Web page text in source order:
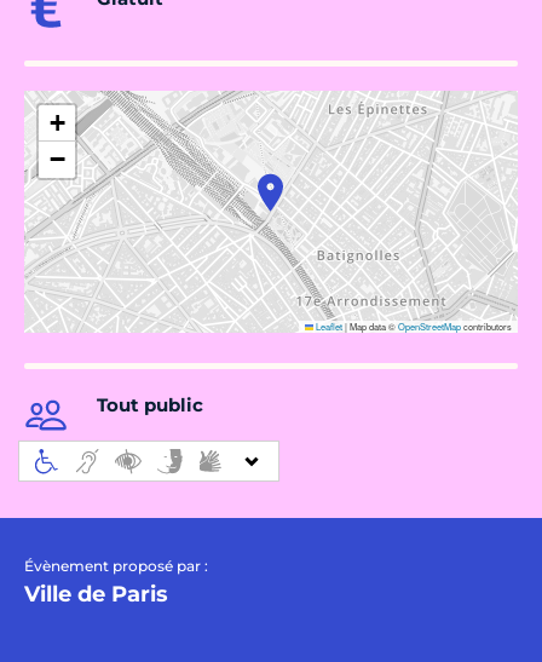
+
−
Leaflet|Map data ©OpenStreetMapcontributors
Tout public
Évènement proposé par :
Ville de Paris